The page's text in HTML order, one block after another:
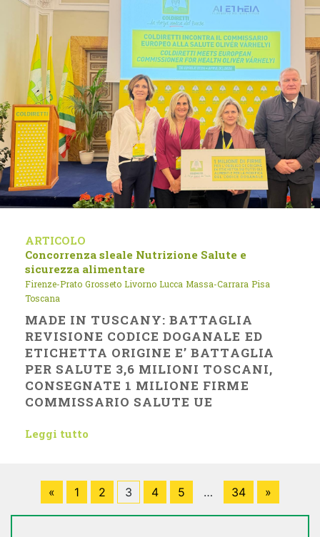
ARTICOLO
Concorrenza sleale Nutrizione Salute e
sicurezza alimentare
Firenze-Prato Grosseto Livorno Lucca Massa-Carrara Pisa
Toscana
MADE IN TUSCANY: BATTAGLIA
REVISIONE CODICE DOGANALE ED
ETICHETTA ORIGINE E’ BATTAGLIA
PER SALUTE 3,6 MILIONI TOSCANI,
CONSEGNATE 1 MILIONE FIRME
COMMISSARIO SALUTE UE
Leggi tutto
« 1 2 3 4 5 … 34 »